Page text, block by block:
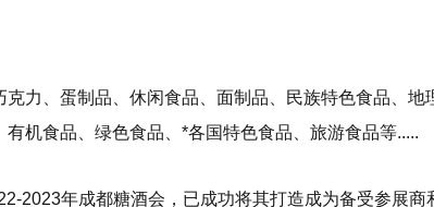
力、蛋制品、休闲食品、面制品、民族特色食品、地
机食品、绿色食品、*各国特色食品、旅游食品等.....
2023年成都糖酒会，已成功将其打造成为备受参展商